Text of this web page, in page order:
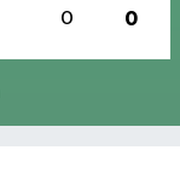
0 0